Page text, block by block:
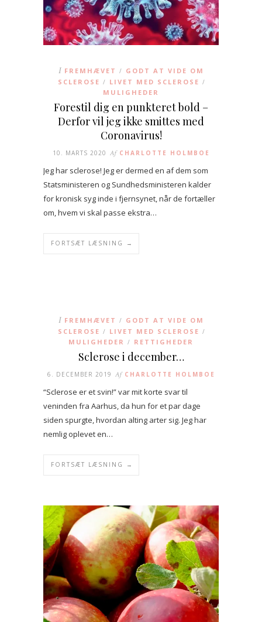
I FREMHÆVET /
GODT AT VIDE OM
SCLEROSE / LIVET MED SCLEROSE /
MULIGHEDER
Forestil dig en punkteret bold –
Derfor vil jeg ikke smittes med
Coronavirus!
10. MARTS 2020 Af CHARLOTTE HOLMBOE
Jeg har sclerose! Jeg er dermed en af dem som
Statsministeren og Sundhedsministeren kalder
for kronisk syg inde i fjernsynet, når de fortæller
om, hvem vi skal passe ekstra…
FORTSÆT LÆSNING →
I FREMHÆVET /
GODT AT VIDE OM
SCLEROSE / LIVET MED SCLEROSE /
MULIGHEDER / RETTIGHEDER
Sclerose i december…
6. DECEMBER 2019 Af CHARLOTTE HOLMBOE
“Sclerose er et svin!” var mit korte svar til
veninden fra Aarhus, da hun for et par dage
siden spurgte, hvordan alting arter sig. Jeg har
nemlig oplevet en…
FORTSÆT LÆSNING →